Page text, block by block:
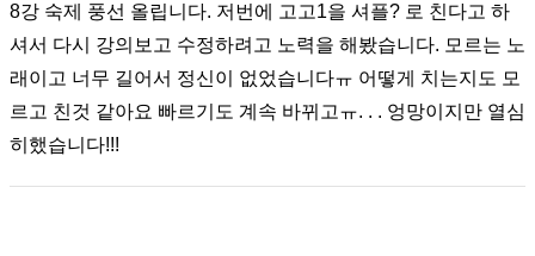
8강 숙제 풍선 올립니다. 저번에 고고1을 셔플? 로 친다고 하
셔서 다시 강의보고 수정하려고 노력을 해봤습니다. 모르는 노
래이고 너무 길어서 정신이 없었습니다ㅠ 어떻게 치는지도 모
르고 친것 같아요 빠르기도 계속 바뀌고ㅠ. . . 엉망이지만 열심
히했습니다!!!